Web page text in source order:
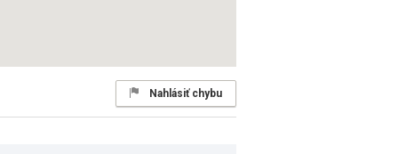
Nahlásiť chybu